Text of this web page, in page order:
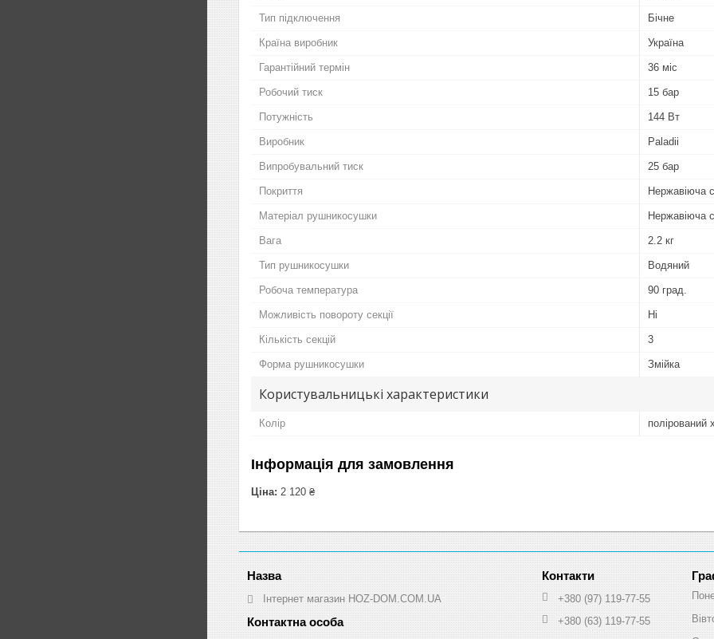
Тип підключення Бічне
Країна виробник Україна
Гарантійний термін 36 міс
Робочий тиск 15 бар
Потужність 144 Вт
Виробник Paladii
Випробувальний тиск 25 бар
Покриття Нержавіюча
Матеріал рушникосушки Нержавіюча
Вага 2.2 кг
Тип рушникосушки Водяний
Робоча температура 90 град.
Можливість повороту секції Ні
Кількість секцій 3
Форма рушникосушки Змійка
Користувальницькі характеристики
Колір полірований
Інформація для замовлення
Ціна: 2 120 ₴
Інтернет магазин HOZ-DOM.COM.UA
+380 (97) 119-77-55
+380 (63) 119-77-55